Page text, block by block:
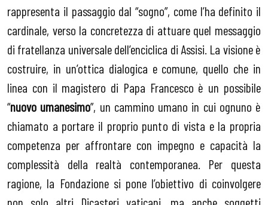
rappresenta il passaggio dal “sogno”, come l’ha definito il
cardinale, verso la concretezza di attuare quel messaggio
di fratellanza universale dell’enciclica di Assisi. La visione è
costruire, in un’ottica dialogica e comune, quello che in
linea con il magistero di Papa Francesco è un possibile
“nuovo umanesimo”, un cammino umano in cui ognuno è
chiamato a portare il proprio punto di vista e la propria
competenza per affrontare con impegno e capacità la
complessità della realtà contemporanea. Per questa
ragione, la Fondazione si pone l’obiettivo di coinvolgere